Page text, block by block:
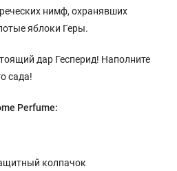
нимф, охранявших
яблоки Геры.
дар Гесперид! Наполните
сада!
Perfume:
колпачок